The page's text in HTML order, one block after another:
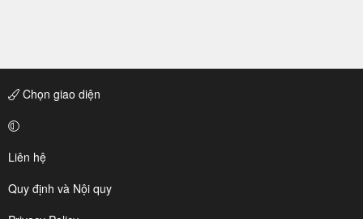
Chọn giao diện
Liên hệ
Quy định và Nội quy